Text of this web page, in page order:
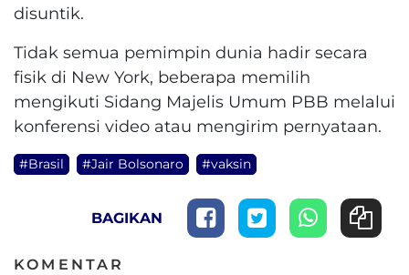
disuntik.
Tidak semua pemimpin dunia hadir secara
fisik di New York, beberapa memilih
mengikuti Sidang Majelis Umum PBB melalui
konferensi video atau mengirim pernyataan.
#Brasil #Jair Bolsonaro #vaksin
BAGIKAN
KOMENTAR